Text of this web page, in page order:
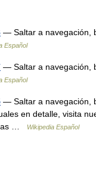
— Saltar a navegación,
Español
— Saltar a navegación,
Español
— Saltar a navegación,
en detalle, visita
…
Wikipedia Español